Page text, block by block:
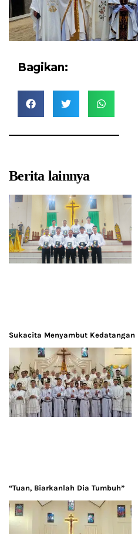
Bagikan:
Berita lainnya
Sukacita Menyambut Kedatangan
“Tuan, Biarkanlah Dia Tumbuh”